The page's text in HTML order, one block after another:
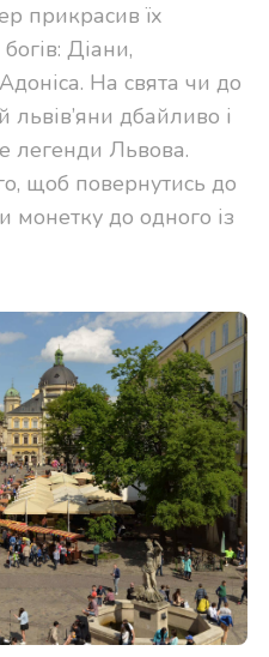
прикрасив їх
Діани,
На свята чи до
дбайливо і
легенди Львова.
щоб повернутись до
монетку до одного із